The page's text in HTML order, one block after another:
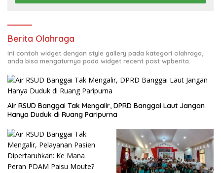
Berita Olahraga
Ini contoh widget dengan style gallery pada kategori olahraga,
anda bisa mengaturnya pada widget recent post wpberita.
Air RSUD Banggai Tak Mengalir, DPRD Banggai Laut Jangan
Hanya Duduk di Ruang Paripurna